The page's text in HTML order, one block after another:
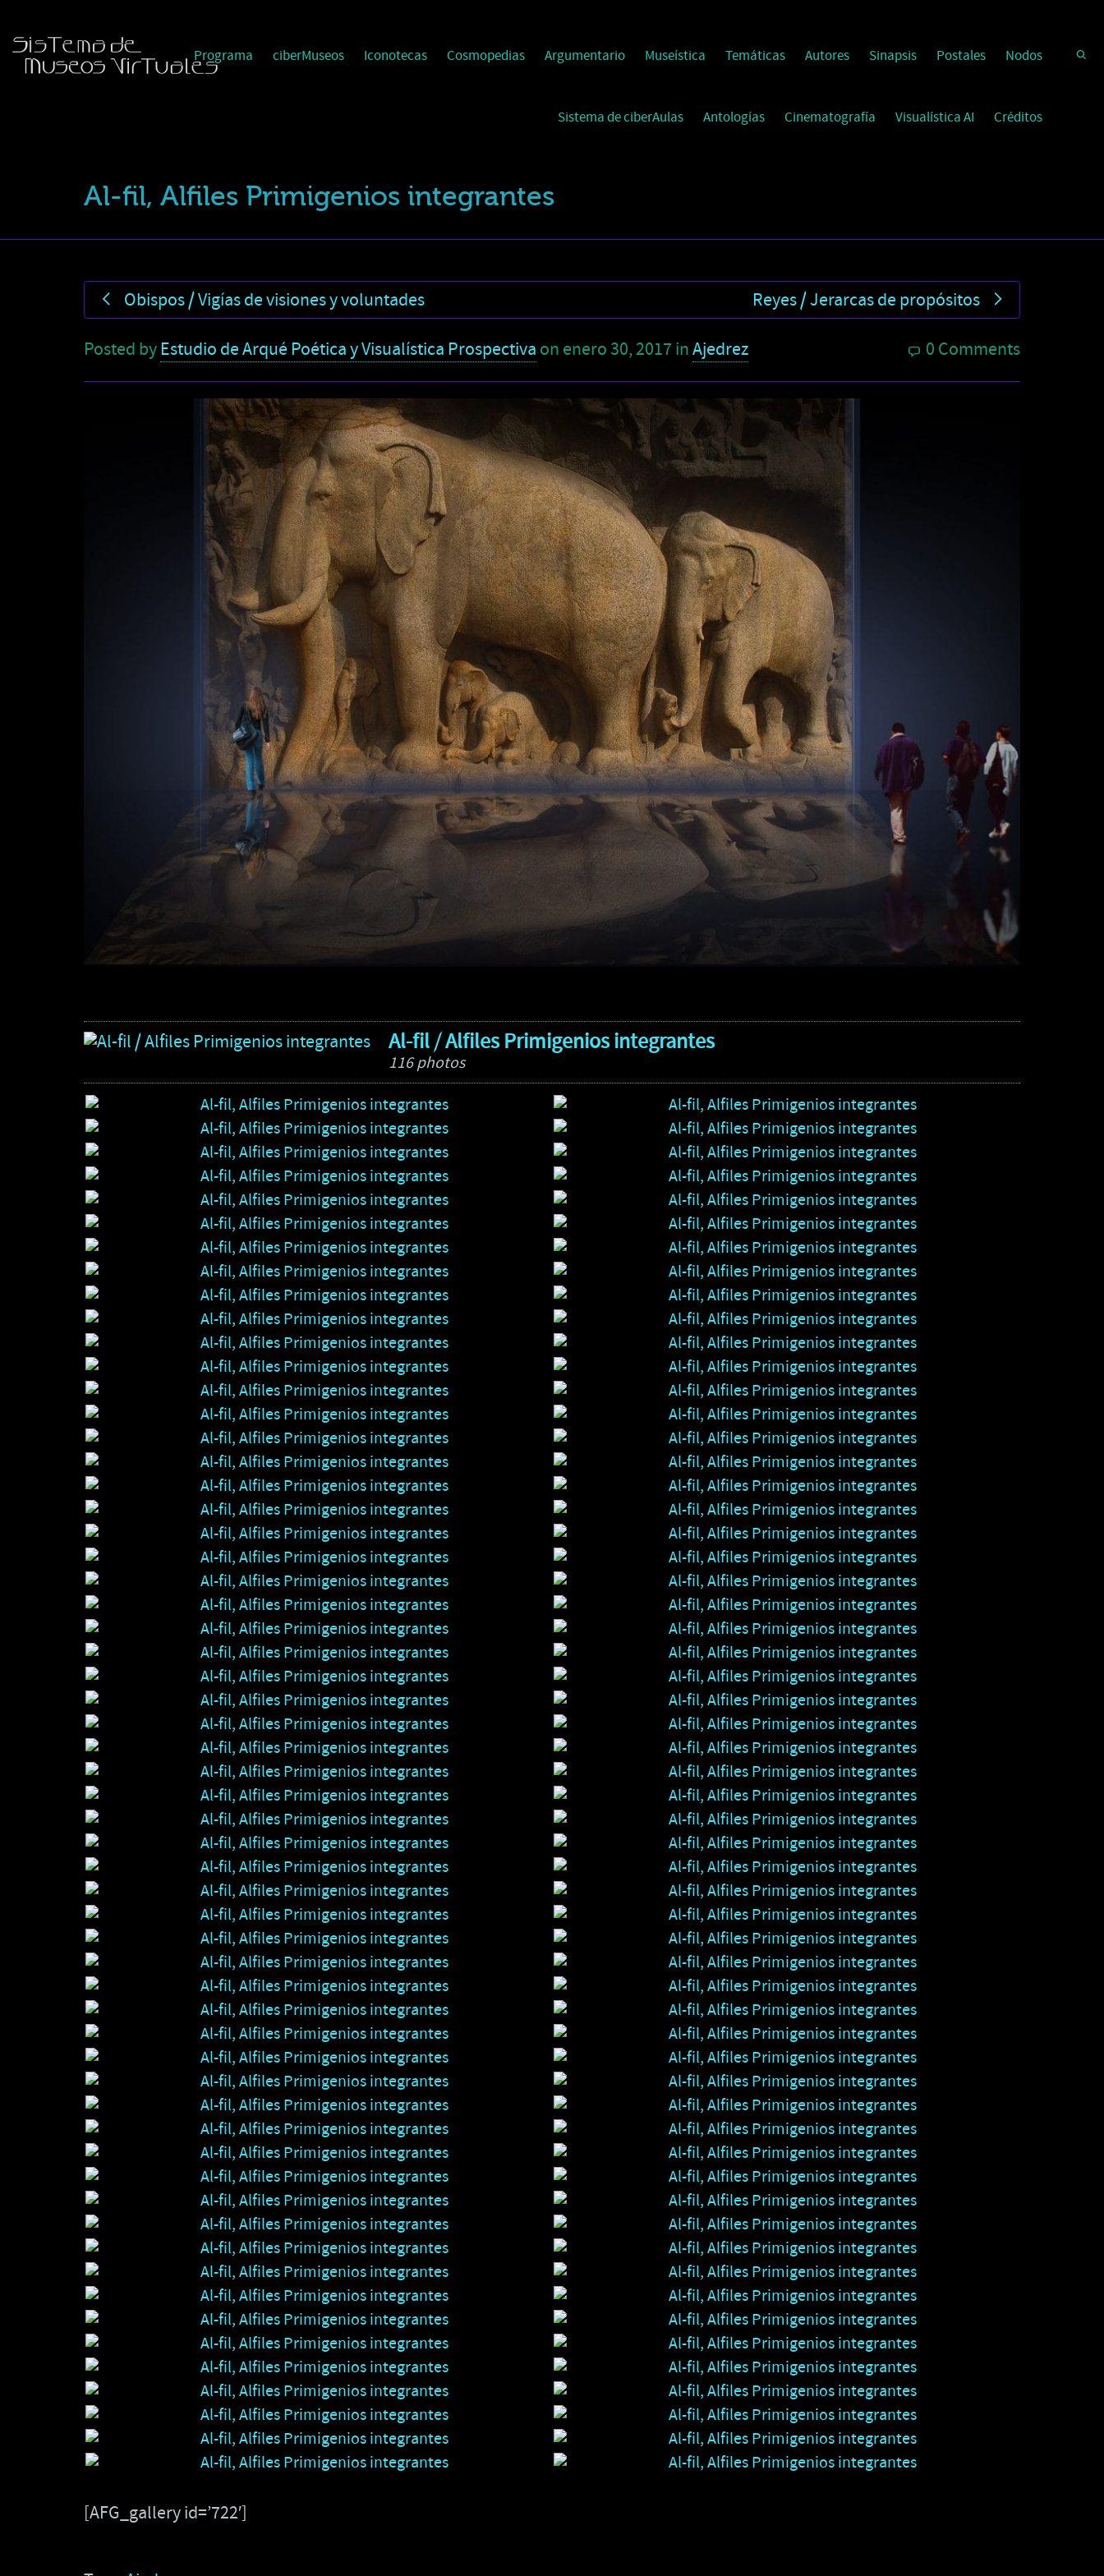
Programa ciberMuseos Iconotecas Cosmopedias Argumentario Museística Temáticas Autores Sinapsis Postales Nodos
Sistema de ciberAulas Antologías Cinematografía Visualística AI Créditos
Al-fil, Alfiles Primigenios integrantes
Obispos / Vigías de visiones y voluntades Reyes / Jerarcas de propósitos
Posted by Estudio de Arqué Poética y Visualística Prospectiva on enero 30, 2017 inAjedrez 0 Comments
Al-fil / Alfiles Primigenios integrantes
116 photos
[AFG_gallery id=’722′]